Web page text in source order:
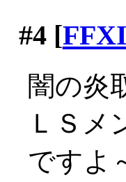
#4[
闇の炎
ＬＳメ
ですよ